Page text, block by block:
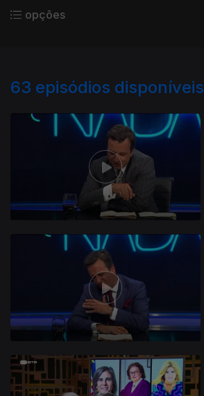
opções
63 episódios disponíveis